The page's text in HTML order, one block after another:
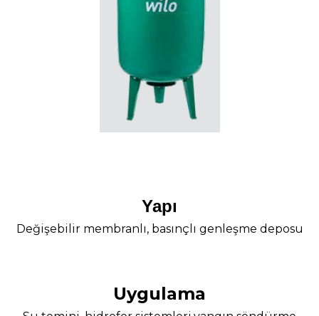
Yapı
Değişebilir membranlı, basınçlı genleşme deposu
Uygulama